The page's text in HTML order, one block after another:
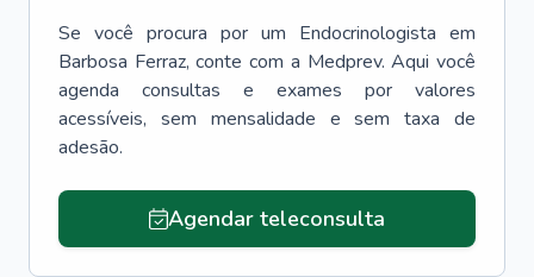
Se você procura por um Endocrinologista em
Barbosa Ferraz, conte com a Medprev. Aqui você
agenda consultas e exames por valores
acessíveis, sem mensalidade e sem taxa de
adesão.
Agendar teleconsulta